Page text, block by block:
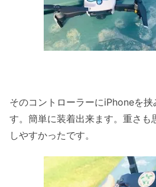
そのコントローラーにiPhoneを挟
す。簡単に装着出来ます。重さも
しやすかったです。